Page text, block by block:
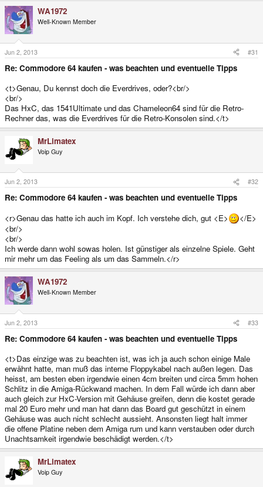
WA1972
Well-Known Member
Jun 2, 2013 #31
Re: Commodore 64 kaufen - was beachten und eventuelle Tipps
<t>Genau, Du kennst doch die Everdrives, oder?<br/>
<br/>
Das HxC, das 1541Ultimate und das Chameleon64 sind für die Retro-
Rechner das, was die Everdrives für die Retro-Konsolen sind.</t>
MrLimatex
Voip Guy
Jun 2, 2013 #32
Re: Commodore 64 kaufen - was beachten und eventuelle Tipps
<r>Genau das hatte ich auch im Kopf. Ich verstehe dich, gut <E>
</E>
<br/>
<br/>
Ich werde dann wohl sowas holen. Ist günstiger als einzelne Spiele. Geht
mir mehr um das Feeling als um das Sammeln.</r>
WA1972
Well-Known Member
Jun 2, 2013 #33
Re: Commodore 64 kaufen - was beachten und eventuelle Tipps
<t>Das einzige was zu beachten ist, was ich ja auch schon einige Male
erwähnt hatte, man muß das interne Floppykabel nach außen legen. Das
heisst, am besten eben irgendwie einen 4cm breiten und circa 5mm hohen
Schlitz in die Amiga-Rückwand machen. In dem Fall würde ich dann aber
auch gleich zur HxC-Version mit Gehäuse greifen, denn die kostet gerade
mal 20 Euro mehr und man hat dann das Board gut geschützt in einem
Gehäuse was auch nicht schlecht aussieht. Ansonsten liegt halt immer
die offene Platine neben dem Amiga rum und kann verstauben oder durch
Unachtsamkeit irgendwie beschädigt werden.</t>
MrLimatex
Voip Guy